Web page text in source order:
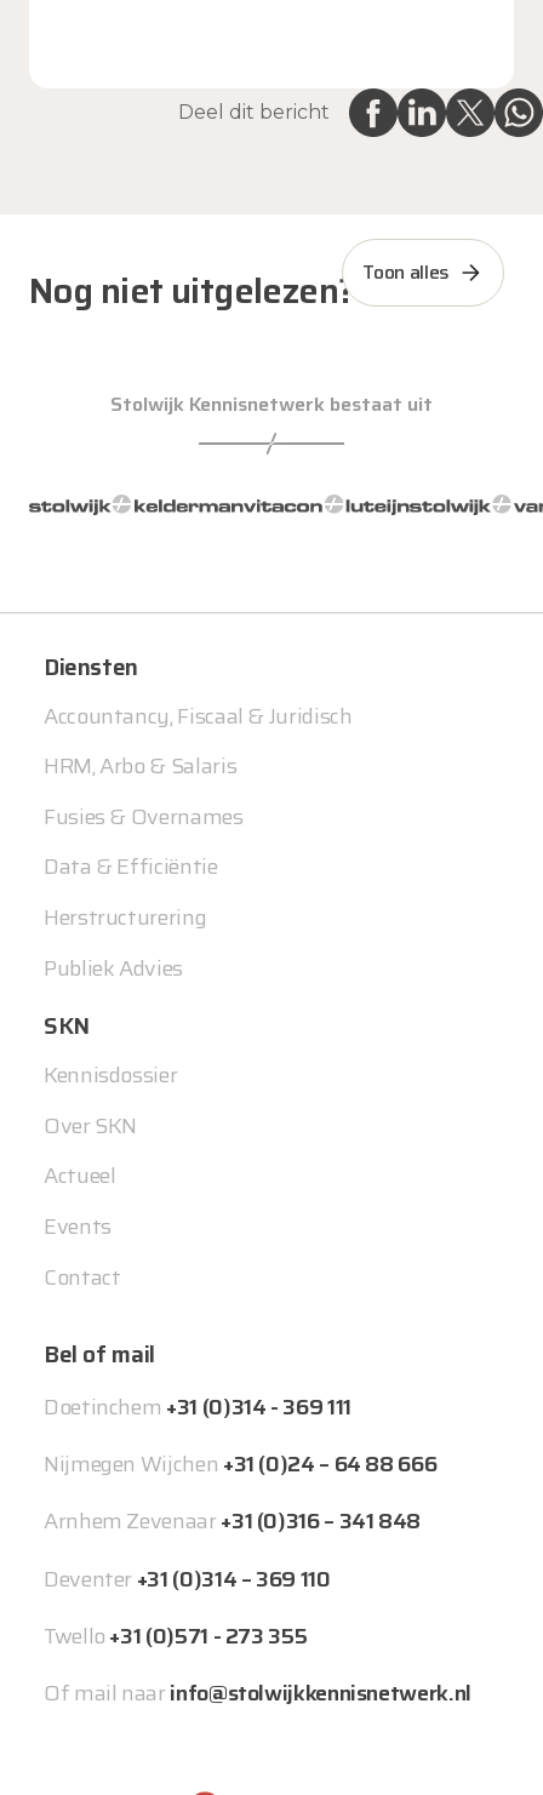
Deel dit bericht
Nog niet uitgelezen? Toon alles
Stolwijk Kennisnetwerk bestaat uit
Diensten
Accountancy, Fiscaal & Juridisch
HRM, Arbo & Salaris
Fusies & Overnames
Data & Efficiëntie
Herstructurering
Publiek Advies
SKN
Kennisdossier
Over SKN
Actueel
Events
Contact
Bel of mail
Doetinchem +31 (0)314 - 369 111
Nijmegen Wijchen +31 (0)24 – 64 88 666
Arnhem Zevenaar+31 (0)316 – 341 848
Deventer+31 (0)314 – 369 110
Twello+31 (0)571 - 273 355
Of mail naarinfo@stolwijkkennisnetwerk.nl